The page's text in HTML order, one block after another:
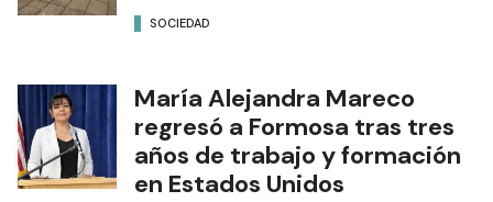
SOCIEDAD
María Alejandra Mareco
regresó a Formosa tras tres
años de trabajo y formación
en Estados Unidos